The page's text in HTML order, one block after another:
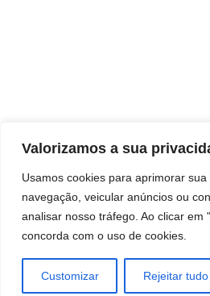
Valorizamos a sua
Usamos cookies para aprimorar
navegação, veicular anúncios ou
analisar nosso tráfego. Ao clicar em
concorda com o uso de cookies.
Customizar Rejeitar tudo